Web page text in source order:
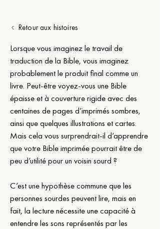
Retour aux histoires
Lorsque vous imaginez le travail de
traduction de la Bible, vous imaginez
probablement le produit final comme un
livre. Peut-être voyez-vous une Bible
épaisse et à couverture rigide avec des
centaines de pages d’imprimés sombres,
ainsi que quelques illustrations et cartes.
Mais cela vous surprendrait-il d’apprendre
que votre Bible imprimée pourrait être de
peu d’utilité pour un voisin sourd ?
C’est une hypothèse commune que les
personnes sourdes peuvent lire, mais en
fait, la lecture nécessite une capacité à
entendre les sons représentés par les